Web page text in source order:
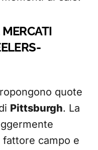
quote
Pittsburgh. La
campo e